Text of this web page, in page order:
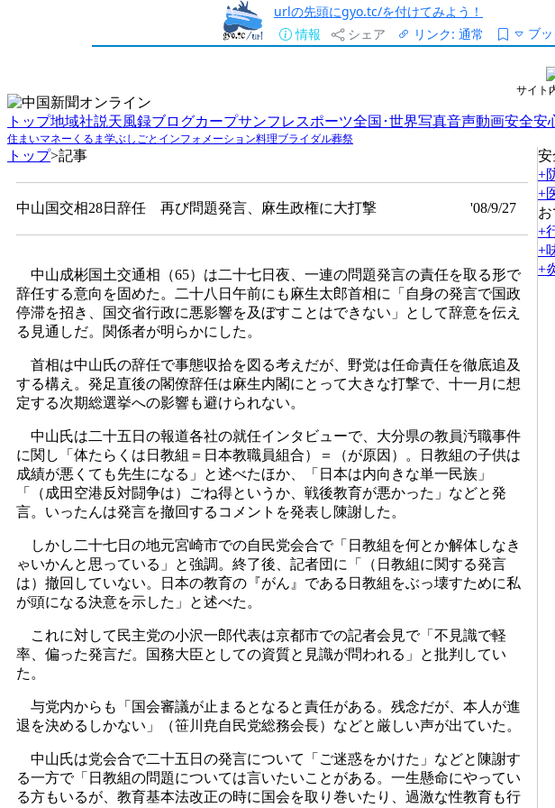
urlの先頭にgyo.tc/を付けてみよう！
情報
シェア リンク: 通常 ブ